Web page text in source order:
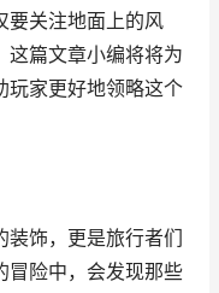
要关注地面上的风
这篇文章小编将将为
玩家更好地领略这个
装饰，更是旅行者们
冒险中，会发现那些